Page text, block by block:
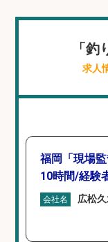
「
求人
福岡「現場
10時間/経験
会社名 広松